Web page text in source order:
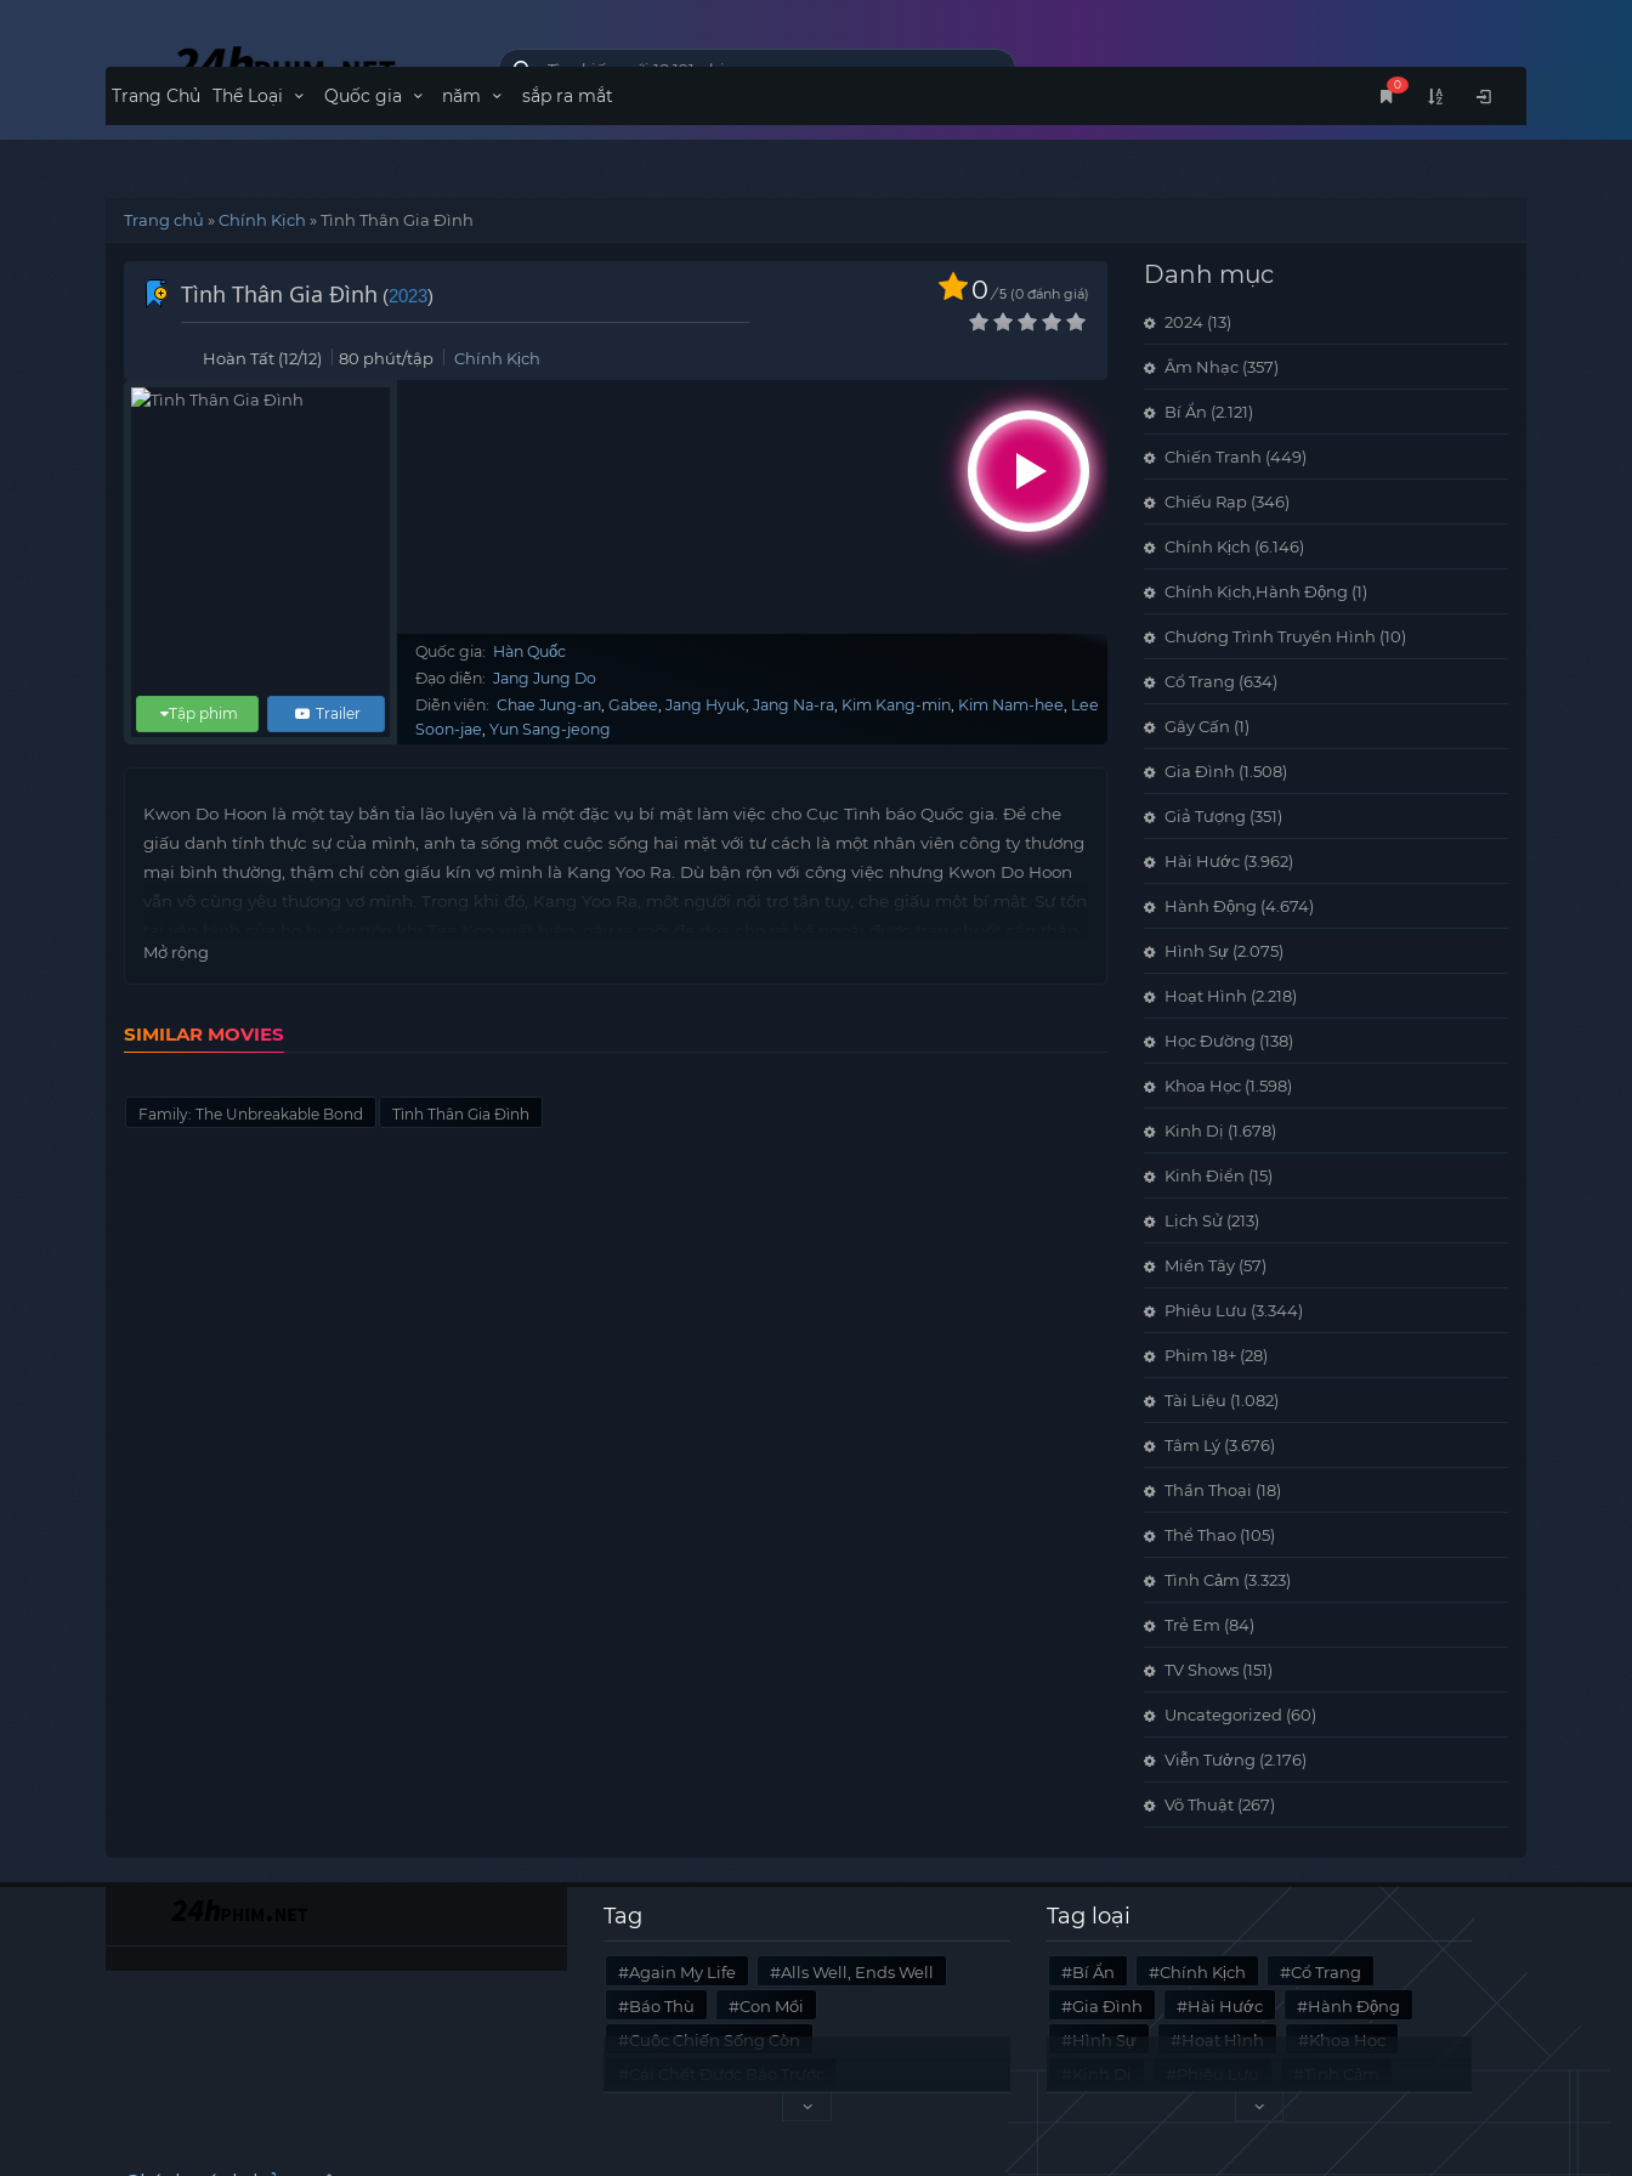
0
Trang Chủ Thể Loại Quốc gia năm sắp ra mắt
Trang chủ »Chính Kịch »Tình Thân Gia Đình
Tình Thân Gia Đình (2023) 0 / 5 0 đánh giá
Hoàn Tất (12/12) 80 phút/tập Chính Kịch
Trailer
Tập phim
Quốc gia: Hàn Quốc
Đạo diễn: Jang Jung Do
Diễn viên: Chae Jung-an Gabee Jang Hyuk Jang Na-ra Kim Kang-min Kim Nam-hee Lee
Soon-jae Yun Sang-jeong
Kwon Do Hoon là một tay bắn tỉa lão luyện và là một đặc vụ bí mật làm việc cho Cục Tình báo Quốc gia. Để che
giấu danh tính thực sự của mình, anh ta sống một cuộc sống hai mặt với tư cách là một nhân viên công ty thương
mại bình thường, thậm chí còn giấu kín vợ mình là Kang Yoo Ra. Dù bận rộn với công việc nhưng Kwon Do Hoon
vẫn vô cùng yêu thương vợ mình. Trong khi đó, Kang Yoo Ra, một người nội trợ tận tụy, che giấu một bí mật. Sự tồn
của họ.
Mở rộng
SIMILAR MOVIES
Family: The Unbreakable Bond Tình Thân Gia Đình
Danh mục
2024 (13)
Âm Nhạc (357)
Bí Ẩn (2.121)
Chiến Tranh (449)
Chiếu Rạp (346)
Chính Kịch (6.146)
Chính Kịch,Hành Động (1)
Chương Trình Truyền Hình (10)
Cổ Trang (634)
Gây Cấn (1)
Gia Đình (1.508)
Giả Tượng (351)
Hài Hước (3.962)
Hành Động (4.674)
Hình Sự (2.075)
Hoạt Hình (2.218)
Học Đường (138)
Khoa Học (1.598)
Kinh Dị (1.678)
Kinh Điển (15)
Lịch Sử (213)
Miền Tây (57)
Phiêu Lưu (3.344)
Phim 18+ (28)
Tài Liệu (1.082)
Tâm Lý (3.676)
Thần Thoại (18)
Thể Thao (105)
Tình Cảm (3.323)
Trẻ Em (84)
TV Shows (151)
Uncategorized (60)
Viễn Tưởng (2.176)
Võ Thuật (267)
Tag
Again My Life
Alls Well, Ends Well
Báo Thù
Con Mồi
Cuộc Chiến Sống Còn
Last Summer
Tag loại
Bí Ẩn Chính Kịch
Cổ Trang
Gia Đình
Hài Hước
Hành Động
Hình Sự
Hoạt Hình
Khoa Học
Tài Liệu
Tâm Lý Viễn Tưởng